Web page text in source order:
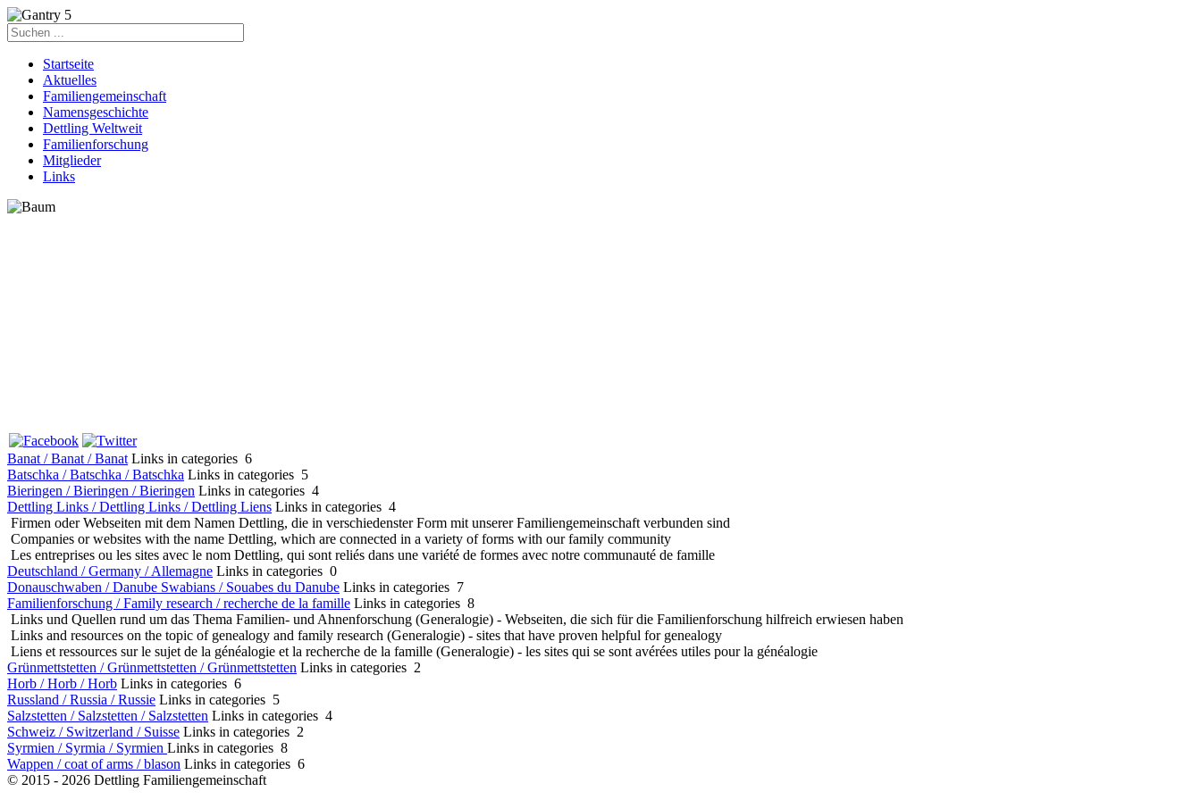
Startseite
Aktuelles
Familiengemeinschaft
Namensgeschichte
Dettling Weltweit
Familienforschung
Mitglieder
Links
Banat / Banat / Banat Links in categories 6
Batschka / Batschka / Batschka Links in categories 5
Bieringen / Bieringen / Bieringen Links in categories 4
Dettling Links / Dettling Links / Dettling Liens Links in categories 4
Firmen oder Webseiten mit dem Namen Dettling, die in verschiedenster Form mit unserer Familiengemeinschaft verbunden sind
Companies or websites with the name Dettling, which are connected in a variety of forms with our family community
Les entreprises ou les sites avec le nom Dettling, qui sont reliés dans une variété de formes avec notre communauté de famille
Deutschland / Germany / Allemagne Links in categories 0
Donauschwaben / Danube Swabians / Souabes du Danube Links in categories 7
Familienforschung / Family research / recherche de la famille Links in categories 8
Links und Quellen rund um das Thema Familien- und Ahnenforschung (Generalogie) - Webseiten, die sich für die Familienforschung hilfreich erwiesen haben
Links and resources on the topic of genealogy and family research (Generalogie) - sites that have proven helpful for genealogy
Liens et ressources sur le sujet de la généalogie et la recherche de la famille (Generalogie) - les sites qui se sont avérées utiles pour la généalogie
Grünmettstetten / Grünmettstetten / Grünmettstetten Links in categories 2
Horb / Horb / Horb Links in categories 6
Russland / Russia / Russie Links in categories 5
Salzstetten / Salzstetten / Salzstetten Links in categories 4
Schweiz / Switzerland / Suisse Links in categories 2
Syrmien / Syrmia / Syrmien Links in categories 8
Wappen / coat of arms / blason Links in categories 6
© 2015 - 2026 Dettling Familiengemeinschaft